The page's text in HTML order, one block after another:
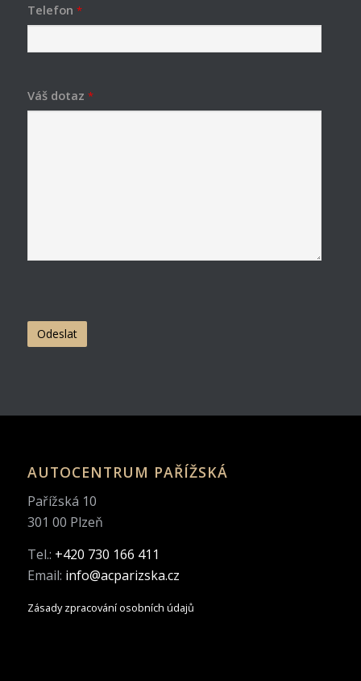
Telefon *
Váš dotaz *
AUTOCENTRUM PAŘÍŽSKÁ
Pařížská 10
301 00 Plzeň
Tel.: +420 730 166 411
Email: info@acparizska.cz
Zásady zpracování osobních údajů